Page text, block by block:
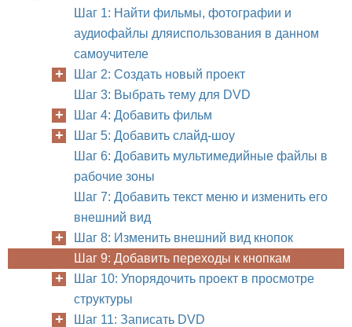
Шаг 1: Найти фильмы, фотографии и
аудиофайлы дляиспользования в данном
самоучителе
Шаг 2: Создать новый проект
Шаг 3: Выбрать тему для DVD
Шаг 4: Добавить фильм
Шаг 5: Добавить слайд-шоу
Шаг 6: Добавить мультимедийные файлы в
рабочие зоны
Шаг 7: Добавить текст меню и изменить его
внешний вид
Шаг 8: Изменить внешний вид кнопок
Шаг 9: Добавить переходы к кнопкам
Шаг 10: Упорядочить проект в просмотре
структуры
Шаг 11: Записать DVD